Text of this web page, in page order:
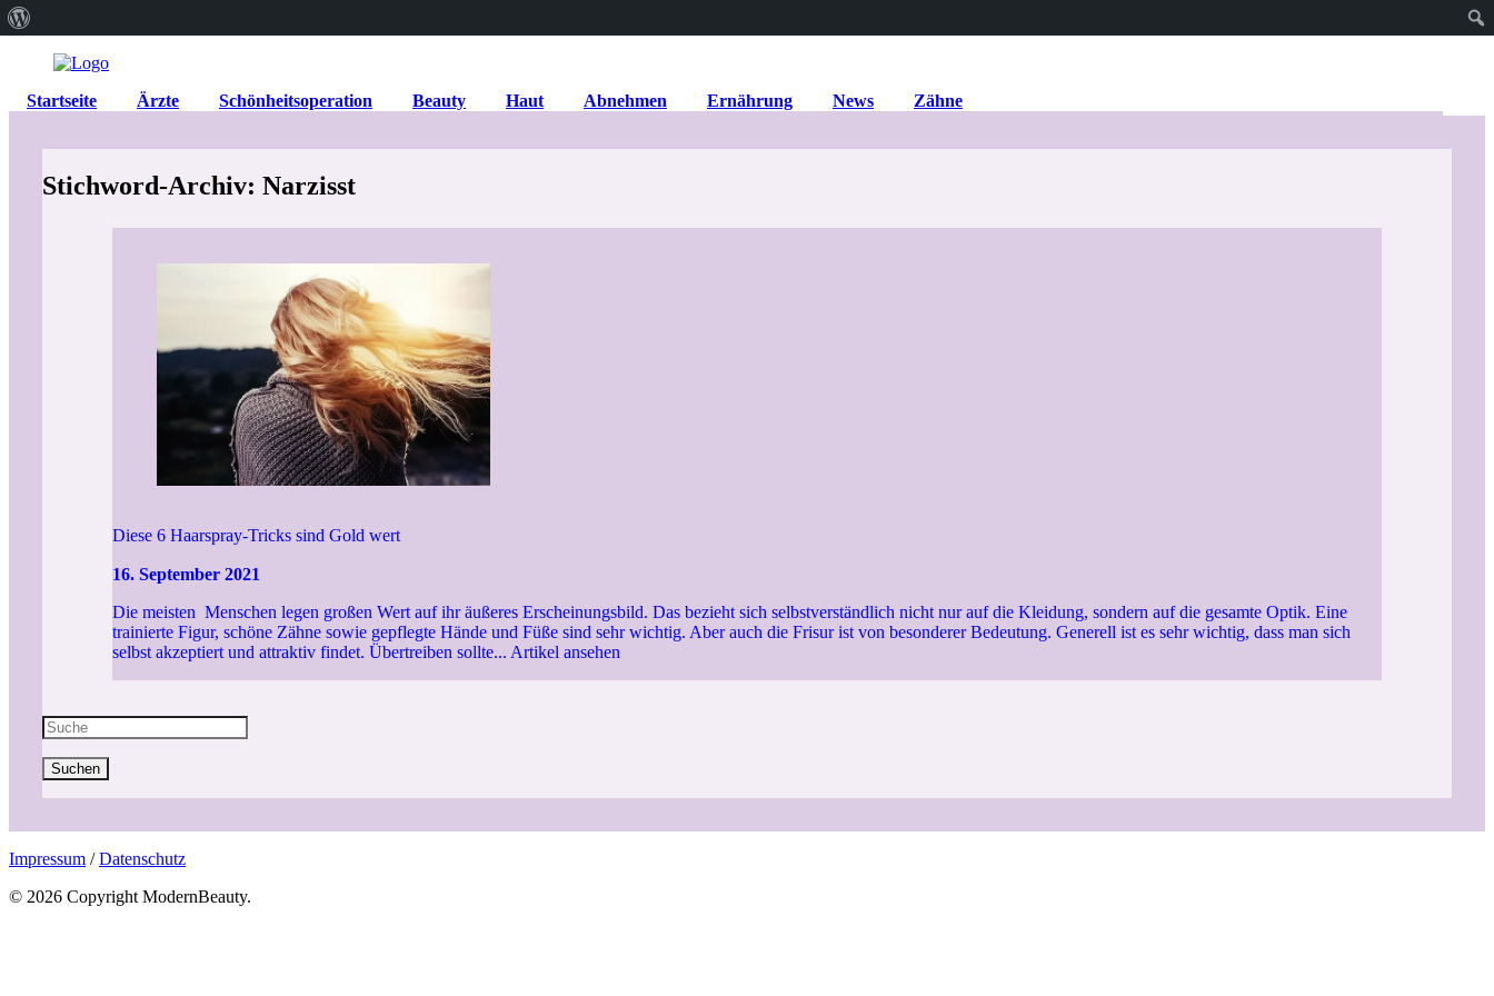
Startseite Ärzte Schönheitsoperation Beauty Haut Abnehmen Ernährung News Zähne
Stichword-Archiv: Narzisst
Diese 6 Haarspray-Tricks sind Gold wert
16. September 2021
Die meisten Menschen legen großen Wert auf ihr äußeres Erscheinungsbild. Das bezieht sich selbstverständlich nicht nur auf die Kleidung, sondern auf die gesamte Optik. Eine
trainierte Figur, schöne Zähne sowie gepflegte Hände und Füße sind sehr wichtig. Aber auch die Frisur ist von besonderer Bedeutung. Generell ist es sehr wichtig, dass man sich
selbst akzeptiert und attraktiv findet. Übertreiben sollte... Artikel ansehen
Suchen
Impressum /Datenschutz
© 2026 Copyright ModernBeauty.
WordPress